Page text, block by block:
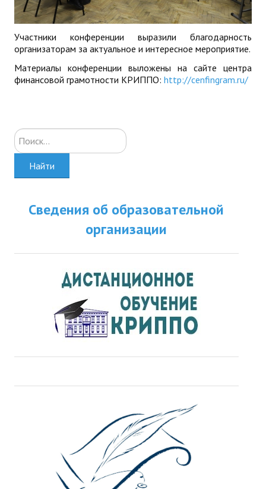
Участники конференции выразили благодарность
организаторам за актуальное и интересное мероприятие.
Материалы конференции выложены на сайте центра
финансовой грамотности КРИППО: http://cenfingram.ru/
Искать...
Найти
Сведения об образовательной
организации